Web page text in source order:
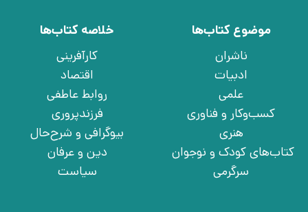
موضوع کتاب‌ها
ناشران
ادبیات
علمی
کسب‌وکار و فناوری
هنری
کتاب‌های کودک و نوجوان
سرگرمی
خلاصه کتاب‌ها
کارآفرینی
اقتصاد
روابط عاطفی
فرزندپروری
بیوگرافی و شرح‌حال
دین و عرفان
سیاست